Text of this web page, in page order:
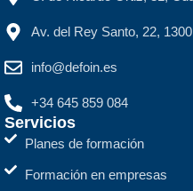
Av. del Rey Santo, 22,
info@defoin.es
+34 645 859 084
Servicios
Planes de formación
Formación en empresas